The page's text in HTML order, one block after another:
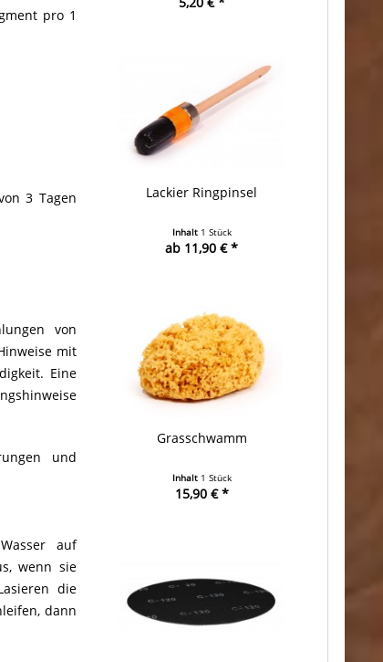
pro 1
3 Tagen
von
mit
Eine
und
auf
wenn sie
die
dann
Lackier Ringpinsel
Inhalt 1 Stück
ab 11,90 € *
Grasschwamm
Inhalt 1 Stück
15,90 € *